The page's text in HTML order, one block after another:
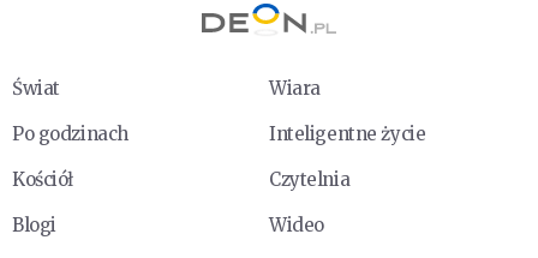
Świat
Wiara
Po godzinach
Inteligentne życie
Kościół
Czytelnia
Blogi
Wideo